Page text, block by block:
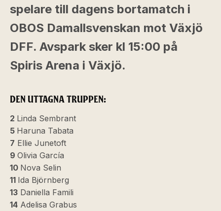
spelare till dagens bortamatch i
OBOS Damallsvenskan mot Växjö
DFF. Avspark sker kl 15:00 på
Spiris Arena i Växjö.
DEN UTTAGNA TRUPPEN:
2 Linda Sembrant
5 Haruna Tabata
7 Ellie Junetoft
9 Olivia García
10 Nova Selin
11 Ida Björnberg
13 Daniella Famili
14 Adelisa Grabus